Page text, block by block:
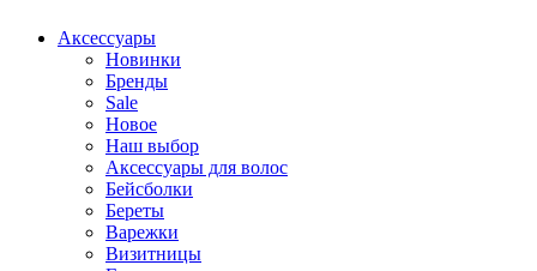
Аксессуары
Новинки
Бренды
Sale
Новое
Наш выбор
Аксессуары для волос
Бейсболки
Береты
Варежки
Визитницы